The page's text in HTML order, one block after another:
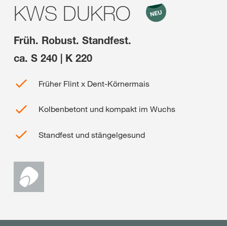
KWS DUKRO
Früh. Robust. Standfest.
ca. S 240 | K 220
Früher Flint x Dent-Körnermais
Kolbenbetont und kompakt im Wuchs
Standfest und stängelgesund